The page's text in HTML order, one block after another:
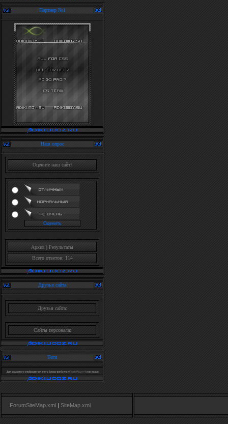
Партнер №1
Наш опрос
Оцените наш сайт?
Архив | Результаты
Всего ответов: 114
Друзья сайта
Друзья сайта:
Сайты персонала:
Теги
Для красивого отображения этого блока требуетсяFlash Player 9или выше.
ForumSiteMap.xml | SiteMap.xml